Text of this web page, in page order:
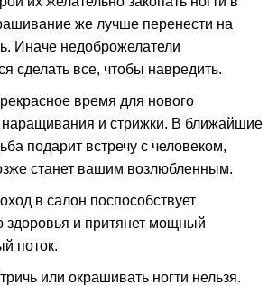
же лучше перенести на
Иначе недоброжелатели
сделать все, чтобы навредить.
время для нового
и стрижки. В ближайшие
подарит встречу с человеком,
станет вашим возлюбленным.
в салон поспособствует
здоровья и притянет мощный
поток.
или окрашивать ногти нельзя.